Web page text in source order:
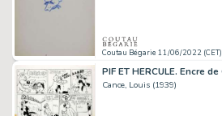
Coutau Bégarie 11/06/2022 (CET)
Cance, Louis (1939)